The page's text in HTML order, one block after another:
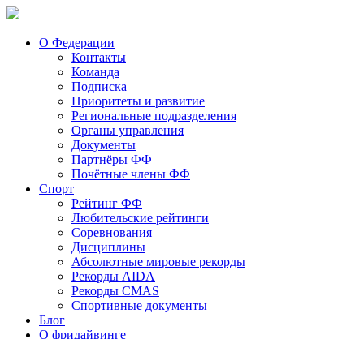
О Федерации
Контакты
Команда
Подписка
Приоритеты и развитие
Региональные подразделения
Органы управления
Документы
Партнёры ФФ
Почётные члены ФФ
Спорт
Рейтинг ФФ
Любительские рейтинги
Соревнования
Дисциплины
Абсолютные мировые рекорды
Рекорды AIDA
Рекорды CMAS
Спортивные документы
Блог
О фридайвинге